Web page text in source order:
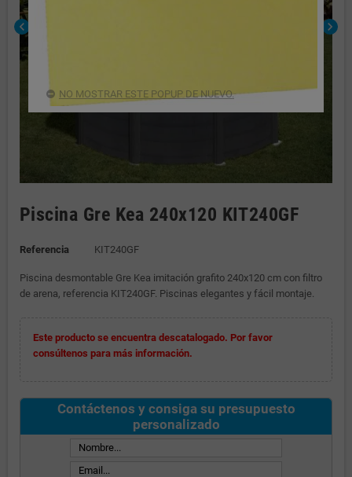
chevron_left chevron_right
Piscina Gre Kea 240x120 KIT240GF
Referencia KIT240GF
Piscina desmontable Gre Kea imitación grafito 240x120 cm con filtro
de arena, referencia KIT240GF. Piscinas elegantes y fácil montaje.
Este producto se encuentra descatalogado. Por favor
consúltenos para más información.
Contáctenos y consiga su presupuesto
personalizado
NO MOSTRAR ESTE POPUP DE NUEVO.